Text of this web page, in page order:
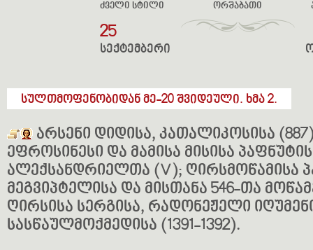
ძველი სტილი
25
სექტემბერი
ორშაბათი
სულთმოფენობიდან მე-20 შვიდეული. ხმა 2.
არსენი დიდისა, კათალიკოსისა
ეფროსინესი და მამისა მისისა
ალექსანდრიელთა (V); ღირსმოწამისა
მეგვიპტელისა და მისთანა 546-თა
ღირსისა სერგისა, რადონეჟელი
სასწაულმოქმედისა (1391-1392).